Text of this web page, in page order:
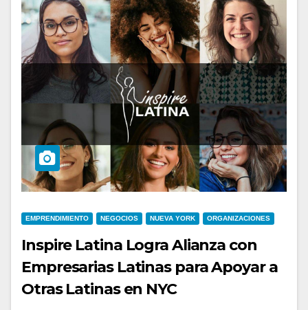
EMPRENDIMIENTO NEGOCIOS NUEVA YORK ORGANIZACIONES
Inspire Latina Logra Alianza con
Empresarias Latinas para Apoyar a
Otras Latinas en NYC